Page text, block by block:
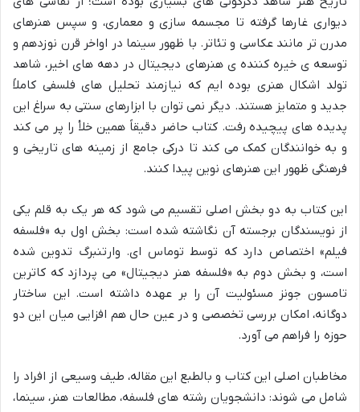
دیواری غارها گرفته تا مجسمه سازی و معماری، و سپس هنرهای
مدرن تر مانند عکاسی و تئاتر. با ظهور سینما در اواخر قرن نوزدهم و
توسعه ی خیره کننده ی هنرهای دیجیتال در دهه های اخیر، شاهد
تولد اشکال هنری بوده ایم که نیازمند تحلیل های فلسفی کاملاً
جدید و متمایز هستند. دیگر نمی توان با ابزارهای سنتی به سراغ این
پدیده های پیچیده رفت. کتاب حاضر دقیقاً همین خلأ را پر می کند
و به خوانندگان کمک می کند تا درکی جامع از زمینه های تاریخی و
فرهنگی ظهور این هنرهای نوین پیدا کنند.
این کتاب به دو بخش اصلی تقسیم می شود که هر یک به قلم یکی
از نویسندگان برجسته آن نگاشته شده است: بخش اول به «فلسفه
فیلم» اختصاص دارد که توسط توماس ای. وارتنبرگ تدوین شده
است، و بخش دوم به «فلسفه هنر دیجیتال» می پردازد که کاترین
تامسون جونز مسئولیت آن را بر عهده داشته است. این ساختار
دوگانه، امکان بررسی تخصصی و در عین حال هم افزایی میان این دو
حوزه را فراهم می آورد.
مخاطبان اصلی این کتاب و بالطبع این مقاله، طیف وسیعی از افراد را
شامل می شوند: دانشجویان رشته های فلسفه، مطالعات هنر، سینما،